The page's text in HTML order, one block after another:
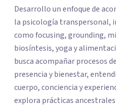
Desarrollo un enfoque de
la psicología transpersonal,
como focusing, grounding,
biosíntesis, yoga y
busca acompañar procesos
presencia y bienestar,
cuerpo, conciencia y
explora prácticas